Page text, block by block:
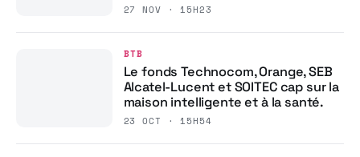
27 NOV · 15H23
BTB
Le fonds Technocom, Orange, SEB
Alcatel-Lucent et SOITEC cap sur la
maison intelligente et à la santé.
23 OCT · 15H54